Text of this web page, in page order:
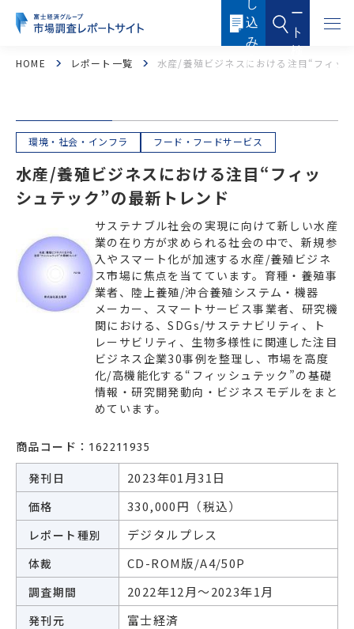
し
込
み
内
ー
ト
検
索
フード・フードサービス ヘルスケア
医薬品・メディカル 化粧品・トイレタリー
産業機器・制御機器 電子機器・電子部品
ICTソリューション・サービス ケミカル・マテリアル
エネルギー 環境・社会・インフラ
建築・住宅
その他
HOME レポート一覧 水産/養殖ビジネスにおける注目“フィッ
環境・社会・インフラ フード・フードサービス
水産/養殖ビジネスにおける注目“フィッ
シュテック”の最新トレンド
サステナブル社会の実現に向けて新しい水産
業の在り方が求められる社会の中で、新規参
入やスマート化が加速する水産/養殖ビジネ
ス市場に焦点を当てています。育種・養殖事
業者、陸上養殖/沖合養殖システム・機器
メーカー、スマートサービス事業者、研究機
関における、SDGs/サステナビリティ、ト
レーサビリティ、生物多様性に関連した注目
ビジネス企業30事例を整理し、市場を高度
化/高機能化する“フィッシュテック”の基礎
情報・研究開発動向・ビジネスモデルをまと
めています。
商品コード： 162211935
発刊日 2023年01月31日
価格 330,000円（税込）
レポート種別 デジタルプレス
体裁 CD-ROM版/A4/50P
調査期間 2022年12月～2023年1月
発刊元 富士経済